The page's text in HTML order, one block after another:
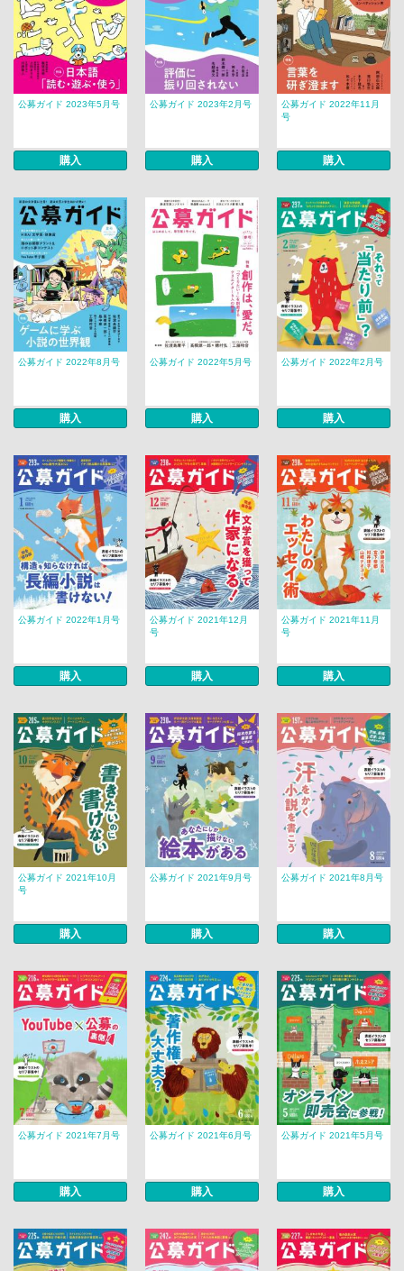
公募ガイド 2023年5月号
購入
公募ガイド 2023年2月号
購入
公募ガイド 2022年11月
号
購入
公募ガイド 2022年8月号
購入
公募ガイド 2022年5月号
購入
公募ガイド 2022年2月号
購入
公募ガイド 2022年1月号
購入
公募ガイド 2021年12月
号
購入
公募ガイド 2021年11月
号
購入
公募ガイド 2021年10月
号
購入
公募ガイド 2021年9月号
購入
公募ガイド 2021年8月号
購入
公募ガイド 2021年7月号
購入
公募ガイド 2021年6月号
購入
公募ガイド 2021年5月号
購入